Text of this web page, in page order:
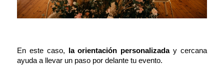
En este caso, la orientación personalizaday cercana
ayuda a llevar un paso por delante tu evento.